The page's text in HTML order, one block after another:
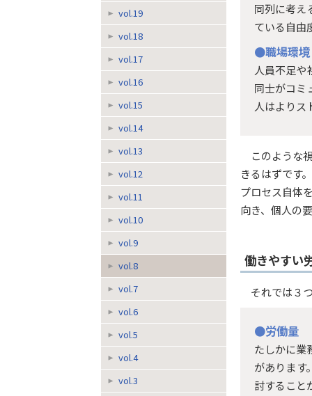
同列に考え
ている自由
●職場環境
人員不足や
同士がコミ
人はよりス
このような
きるはずです
プロセス自体
向き、個人の
働きやすい
それでは３
●労働量
たしかに業
があります
討すること
vol.19
vol.18
vol.17
vol.16
vol.15
vol.14
vol.13
vol.12
vol.11
vol.10
vol.9
vol.8
vol.7
vol.6
vol.5
vol.4
vol.3